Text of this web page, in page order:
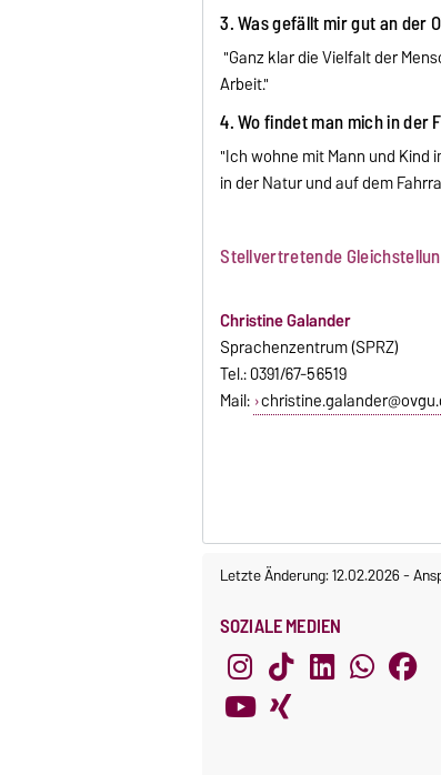
3. Was gefällt mir gut an der
"Ganz klar die Vielfalt der
Arbeit."
4. Wo findet man mich in der
"Ich wohne mit Mann und Kind
in der Natur und auf dem
Stellvertretende
Christine Galander
Sprachenzentrum (SPRZ)
Tel.: 0391/67-56519
Mail:
Letzte Änderung: 12.02.2026-
SOZIALE MEDIEN